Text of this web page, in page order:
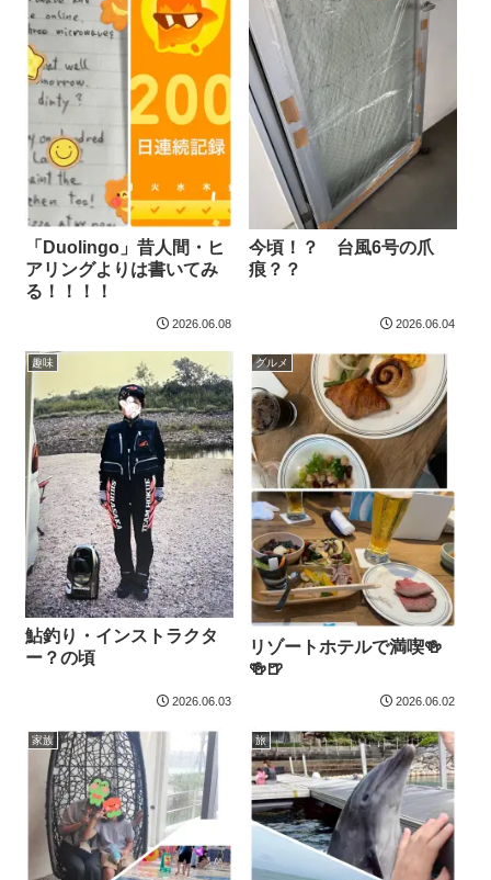
「Duolingo」昔人間・ヒ
アリングよりは書いてみ
る！！！！
2026.06.08
今頃！？ 台風6号の爪
痕？？
2026.06.04
趣味
鮎釣り・インストラクタ
ー？の頃
2026.06.03
グルメ
リゾートホテルで満喫🍻
🍻🍺
2026.06.02
家族 旅